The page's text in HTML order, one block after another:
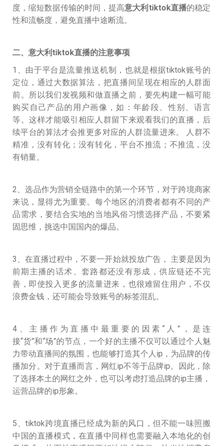
度，缩短数据传输的时间，提高意大利tiktok直播的稳定
性和流畅度，避免直播中途断流。
二、 意大利tiktok直播的注意事项
1、由于平台是流量推送机制，也就是根据tiktok账号的
定位，通过大数据算法，把直播间呈现在相应的人群面
前。所以我们发视频和做直播之前，要先构建一幅可能
购买自己产品的用户画像，如：年龄段、性别、语言
等。这样才能吸引相应人群留下来观看我们的直播，后
续平台的算法才会推更多对应的人群流量进来。 人群不
精准，没有转化；没有转化，平台不推流；不推流，没
有销量。
2、选品作为营销全链路中的第一个环节，对于跨境商家
来说，显得尤为重要。每个地区的消费者都有不同的产
品需求，要结合实地的当地风俗习惯选择产品，不要紧
固思维，挑选中国国内的爆品。
3、在直播过程中，不要一开始就投放广告， 主要是因为
前期主播的话术、套路都还没有形成，供应链还不完
善，即使投入更多的流量进来，也很难留住用户，不仅
浪费金钱，还可能会导致账号的标签混乱。
4、主播作为直播中最重要的因素“人”，是连
接“货”和“场”的节点，一个好的主播不仅可以通过个人魅
力带动直播间的氛围，也能够打造其个人ip，为品牌的传
播加分。对于直播而言，网红ip不等于品牌ip。因此，除
了选择本土的网红之外，也可以考虑打造品牌的ip主播，
运营品牌的ip形象。
5、tiktok跨境直播已经成为新的风口，但不能一味照搬
中国的直播模式，在直播中同样也需要融入本地化的创